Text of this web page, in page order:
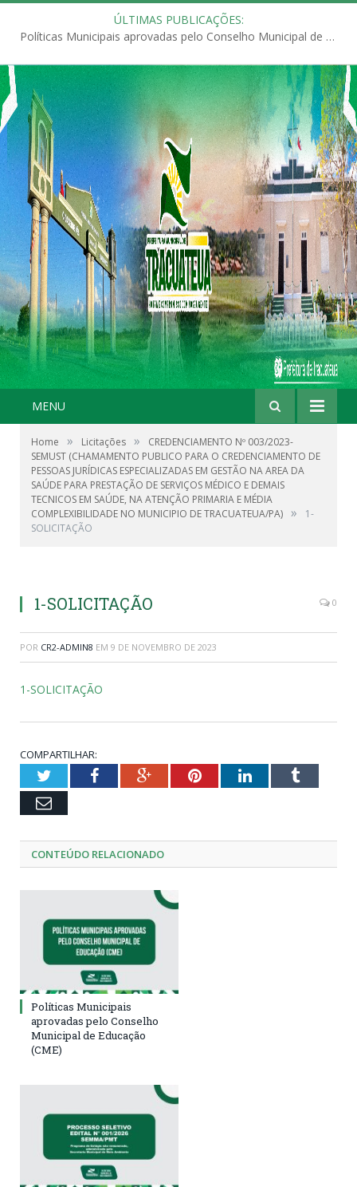
ÚLTIMAS PUBLICAÇÕES:
Políticas Municipais aprovadas pelo Conselho Municipal de Educação (CME)
MENU
Home » Licitações »
CREDENCIAMENTO Nº 003/2023-
SEMUST (CHAMAMENTO PUBLICO PARA O CREDENCIAMENTO DE
PESSOAS JURÍDICAS ESPECIALIZADAS EM GESTÃO NA AREA DA
SAÚDE PARA PRESTAÇÃO DE SERVIÇOS MÉDICO E DEMAIS
TECNICOS EM SAÚDE, NA ATENÇÃO PRIMARIA E MÉDIA
COMPLEXIBILIDADE NO MUNICIPIO DE TRACUATEUA/PA) »
1-
SOLICITAÇÃO
1-SOLICITAÇÃO 0
POR CR2-ADMIN8 EM 9 DE NOVEMBRO DE 2023
1-SOLICITAÇÃO
COMPARTILHAR:
TwitterFacebookGoogle+PinterestLinkedInTumblr
Email
CONTEÚDO RELACIONADO
Políticas Municipais
aprovadas pelo Conselho
Municipal de Educação
(CME)